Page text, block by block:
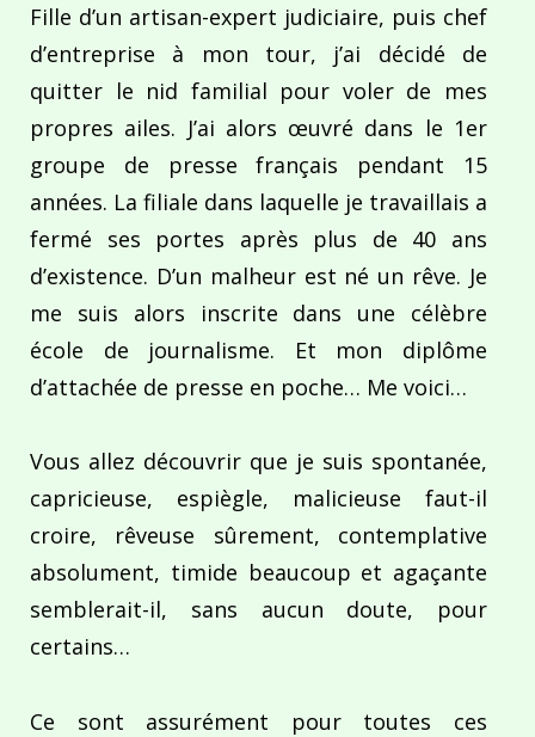
Fille d’un artisan-expert judiciaire, puis chef
d’entreprise à mon tour, j’ai décidé de
quitter le nid familial pour voler de mes
propres ailes. J’ai alors œuvré dans le 1er
groupe de presse français pendant 15
années. La filiale dans laquelle je travaillais a
fermé ses portes après plus de 40 ans
d’existence. D’un malheur est né un rêve. Je
me suis alors inscrite dans une célèbre
école de journalisme. Et mon diplôme
d’attachée de presse en poche… Me voici…
Vous allez découvrir que je suis spontanée,
capricieuse, espiègle, malicieuse faut-il
croire, rêveuse sûrement, contemplative
absolument, timide beaucoup et agaçante
semblerait-il, sans aucun doute, pour
certains…
Ce sont assurément pour toutes ces